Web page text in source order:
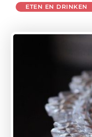
ETEN EN DRINKEN